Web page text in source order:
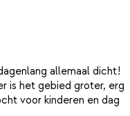
allemaal dicht!
is het gebied groter, erg
voor kinderen en dag